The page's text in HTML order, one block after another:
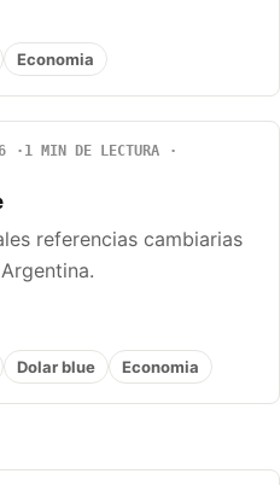
Economia
1 MIN DE LECTURA
referencias cambiarias
Dolar blue Economia